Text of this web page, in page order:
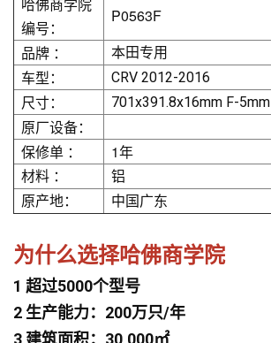
哈佛商学院
编号：
P0563F
品牌 ：
本田专用
车型： CRV 2012-2016
尺寸： 701x391.8x16mm F-5mm
原厂设备：
保修单 ：
1年
材料 ：
铝
原产地：
中国广东
为什么选择哈佛商学院
1 超过5000个型号
2 生产能力：200万只/年
3 建筑面积：30,000㎡